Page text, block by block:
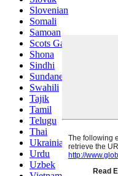
Slovenian
Somali
Samoan
Scots Gaelic
Shona
Sindhi
Sundanese
Swahili
Tajik
Tamil
Telugu
Thai
Ukrainian
Urdu
Uzbek